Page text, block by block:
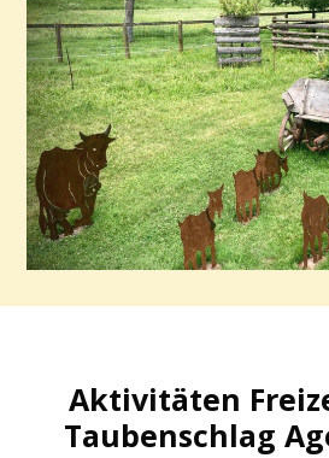
Aktivitäten
Taubenschlag